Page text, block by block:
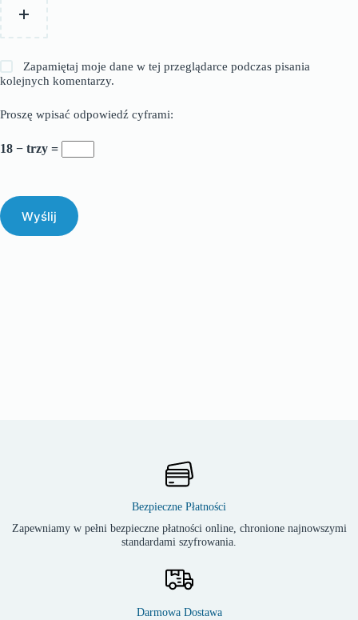
Zapamiętaj moje dane w tej przeglądarce podczas pisania
kolejnych komentarzy.
Proszę wpisać odpowiedź cyframi:
18 − trzy =
Wyślij
Bezpieczne Płatności
Zapewniamy w pełni bezpieczne płatności online, chronione najnowszymi
standardami szyfrowania.
Darmowa Dostawa